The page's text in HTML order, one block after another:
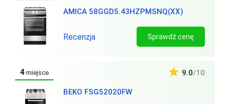
AMICA 58GGD5.43HZPMSNQ(XX)
Recenzja Sprawdź cenę
4 miejsce
BEKO FSG52020FW
9.0/10